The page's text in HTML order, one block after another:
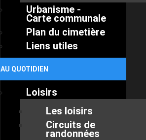
Urbanisme -
Carte communale
Plan du cimetière
Liens utiles
AU QUOTIDIEN
Loisirs
Les loisirs
Circuits de
randonnées